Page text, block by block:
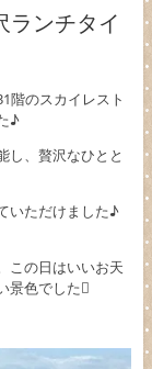
ランチタイ
階のスカイレスト
♪
し、贅沢なひとと
いただけました♪
この日はいいお天
景色でした